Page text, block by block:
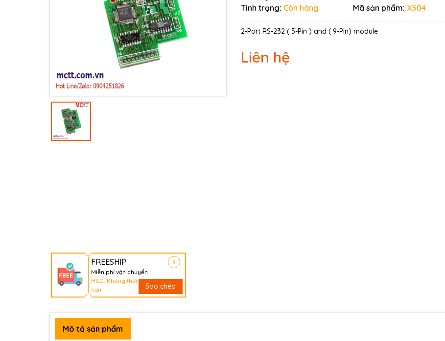
Tình trạng: Còn hàng Mã sản phẩm: X504
2-Port RS-232 ( 5-Pin ) and ( 9-Pin) module
Liên hệ
FREESHIP
Miễn phí vận chuyển
HSD: Không thời
hạn
Sao chép
Điều kiện:
Mô tả sản phẩm